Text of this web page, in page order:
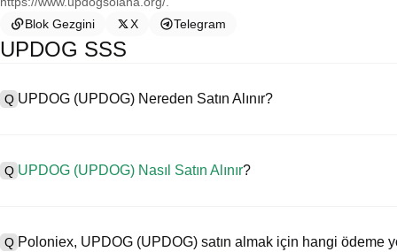
Blok Gezgini
X Telegram
UPDOG SSS
Q UPDOG (UPDOG) Nereden Satın Alınır?
yüksek likidite ve işlemleri basitleştirmek için çeşitli alım satım
para birimlerinde işlem yapmayı destekler ve rekabetçi işlem
1. Bir hesap oluşturun ve KYC doğrulamasını tamamlayın.
Q UPDOG (UPDOG) Nasıl Satın Alınır?
kaliteli dijital varlıklarla işlemlere başlayın.
Q Poloniex, UPDOG (UPDOG) satın almak için hangi ödeme